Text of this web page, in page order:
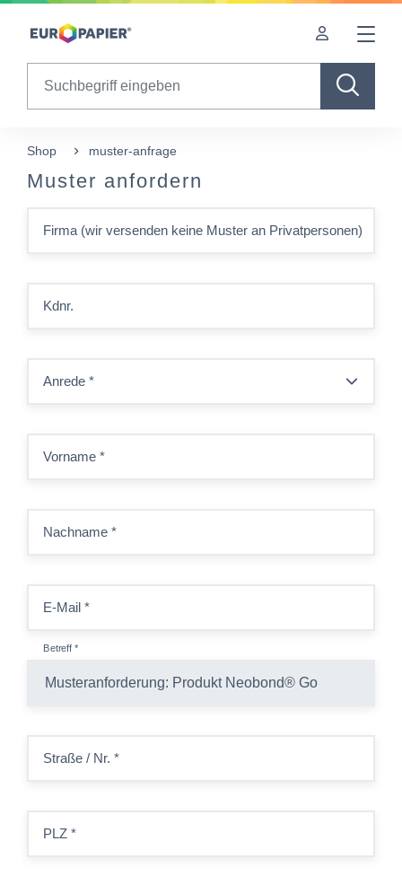
Table Of Content
Shop muster-anfrage
Muster anfordern
Firma (wir versenden keine Muster an Privatpersonen)
Kdnr.
Anrede *
Vorname *
Nachname *
E-Mail *
Betreff*
Straße / Nr. *
PLZ *